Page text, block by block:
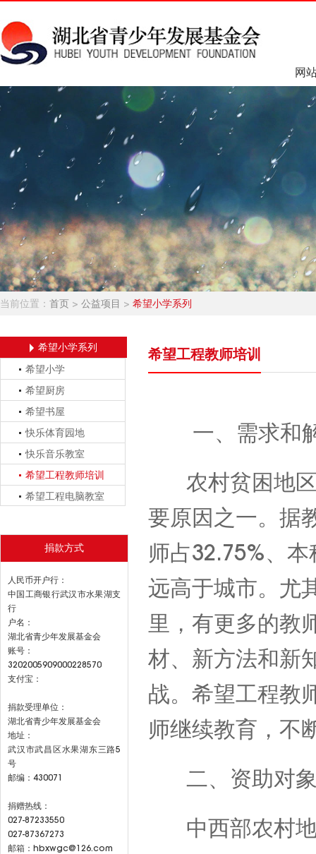
网
当前位置： 首页 > 公益项目 > 希望小学系列
希望小学系列
希望小学
希望厨房
希望书屋
快乐体育园地
快乐音乐教室
希望工程教师培训
希望工程电脑教室
捐款方式
人民币开户行：
中国工商银行武汉市水果湖支
行
户名：
湖北省青少年发展基金会
账号：
3202005909000228570
支付宝：
捐款受理单位：
湖北省青少年发展基金会
地址：
武汉市武昌区水果湖东三路5
号
邮编：430071
捐赠热线：
027-87233550
027-87367273
邮箱：hbxwgc@126.com
希望工程教师培训
一、需求和
农村贫困地区
要原因之一。据
师占32.75%、
远高于城市。尤
里，有更多的教
材、新方法和新
战。希望工程教
师继续教育，不
二、资助对
中西部农村地